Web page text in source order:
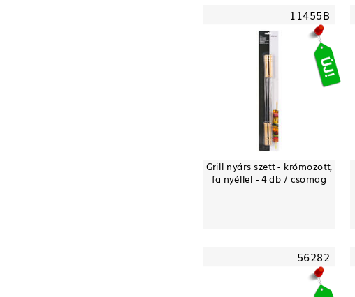
11455B
Grill nyárs szett - krómozott,
fa nyéllel - 4 db / csomag
56282